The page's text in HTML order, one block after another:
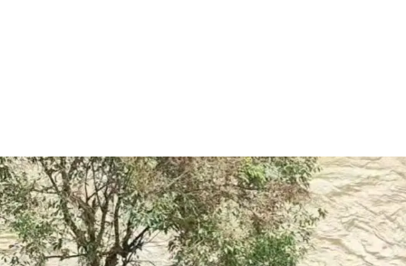
Entertainment
Sports
Food